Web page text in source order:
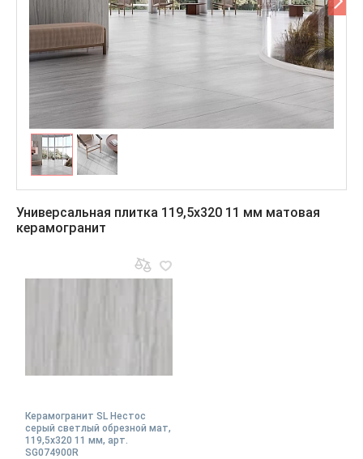
Универсальная плитка 119,5x320 11 мм матовая
керамогранит
Керамогранит SL Нестос
серый светлый обрезной мат,
119,5x320 11 мм, арт.
SG074900R